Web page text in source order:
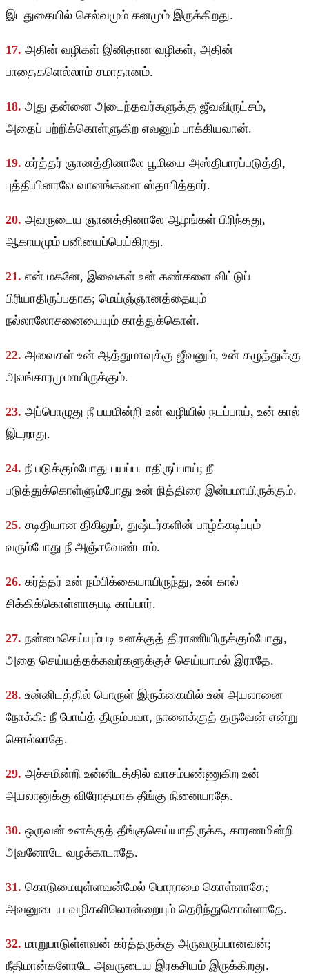
இடதுகையில் செல்வமும் கனமும் இருக்கிறது.
17. அதின் வழிகள் இனிதான வழிகள், அதின்
பாதைகளெல்லாம் சமாதானம்.
18. அது தன்னை அடைந்தவர்களுக்கு ஜீவவிருட்சம்,
அதைப் பற்றிக்கொள்ளுகிற எவனும் பாக்கியவான்.
19. கர்த்தர் ஞானத்தினாலே பூமியை அஸ்திபாரப்படுத்தி,
புத்தியினாலே வானங்களை ஸ்தாபித்தார்.
20. அவருடைய ஞானத்தினாலே ஆழங்கள் பிரிந்தது,
ஆகாயமும் பனியைப்பெய்கிறது.
21. என் மகனே, இவைகள் உன் கண்களை விட்டுப்
பிரியாதிருப்பதாக; மெய்ஞ்ஞானத்தையும்
நல்லாலோசனையையும் காத்துக்கொள்.
22. அவைகள் உன் ஆத்துமாவுக்கு ஜீவனும், உன் கழுத்துக்கு
அலங்காரமுமாயிருக்கும்.
23. அப்பொழுது நீ பயமின்றி உன் வழியில் நடப்பாய், உன் கால்
இடறாது.
24. நீ படுக்கும்போது பயப்படாதிருப்பாய்; நீ
படுத்துக்கொள்ளும்போது உன் நித்திரை இன்பமாயிருக்கும்.
25. சடிதியான திகிலும், துஷ்டர்களின் பாழ்க்கடிப்பும்
வரும்போது நீ அஞ்சவேண்டாம்.
26. கர்த்தர் உன் நம்பிக்கையாயிருந்து, உன் கால்
சிக்கிக்கொள்ளாதபடி காப்பார்.
27. நன்மைசெய்யும்படி உனக்குத் திராணியிருக்கும்போது,
அதை செய்யத்தக்கவர்களுக்குச் செய்யாமல் இராதே.
28. உன்னிடத்தில் பொருள் இருக்கையில் உன் அயலானை
நோக்கி: நீ போய்த் திரும்பவா, நாளைக்குத் தருவேன் என்று
சொல்லாதே.
29. அச்சமின்றி உன்னிடத்தில் வாசம்பண்ணுகிற உன்
அயலானுக்கு விரோதமாக தீங்கு நினையாதே.
30. ஒருவன் உனக்குத் தீங்குசெய்யாதிருக்க, காரணமின்றி
அவனோடே வழக்காடாதே.
31. கொடுமையுள்ளவன்மேல் பொறாமை கொள்ளாதே;
அவனுடைய வழிகளிலொன்றையும் தெரிந்துகொள்ளாதே.
32. மாறுபாடுள்ளவன் கர்த்தருக்கு அருவருப்பானவன்;
நீதிமான்களோடே அவருடைய இரகசியம் இருக்கிறது.